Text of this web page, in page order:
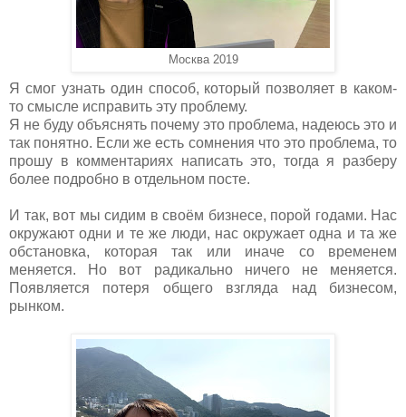
Москва 2019
Я смог узнать один способ, который позволяет в каком-
то смысле исправить эту проблему.
Я не буду объяснять почему это проблема, надеюсь это и
так понятно. Если же есть сомнения что это проблема, то
прошу в комментариях написать это, тогда я разберу
более подробно в отдельном посте.
И так, вот мы сидим в своём бизнесе, порой годами. Нас
окружают одни и те же люди, нас окружает одна и та же
обстановка, которая так или иначе со временем
меняется. Но вот радикально ничего не меняется.
Появляется потеря общего взгляда над бизнесом,
рынком.